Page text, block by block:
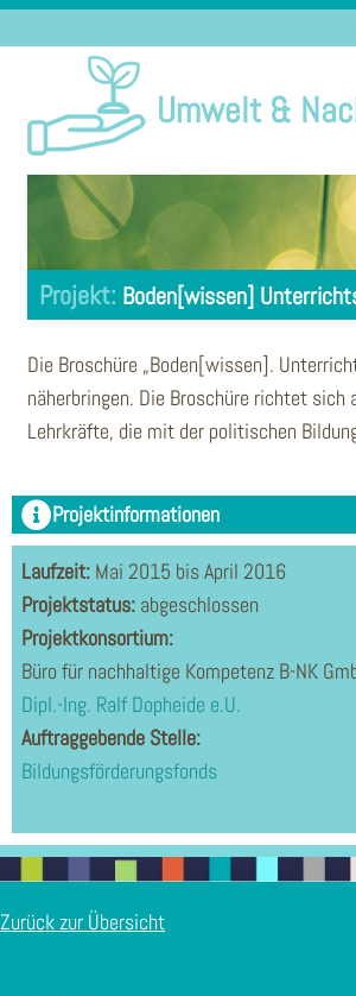
Umwelt &
Boden[wissen]
Die Broschüre „Boden[wissen].
näherbringen. Die Broschüre richtet sich
Lehrkräfte, die mit der politischen
Projektinformationen
Laufzeit: Mai 2015 bis April 2016
Projektstatus: abgeschlossen
Projektkonsortium:
Büro für nachhaltige Kompetenz B-NK
Dipl.-Ing. Ralf Dopheide e.U.
Auftraggebende Stelle:
Bildungsförderungsfonds
Zurück zur Übersicht